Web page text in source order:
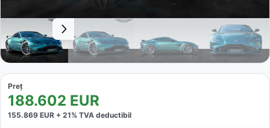
Preț
188.602 EUR
155.869 EUR + 21% TVA deductibil